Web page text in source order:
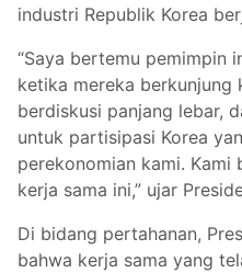
industri Republik Korea
“Saya bertemu pemimpin
ketika mereka berkunjung
berdiskusi panjang lebar,
untuk partisipasi Korea
perekonomian kami. Kami
kerja sama ini,” ujar
Di bidang pertahanan,
bahwa kerja sama yang